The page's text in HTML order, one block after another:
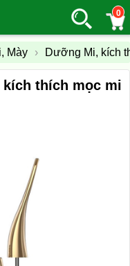
0
Mày › Dưỡng Mi, kích
thích mọc mi